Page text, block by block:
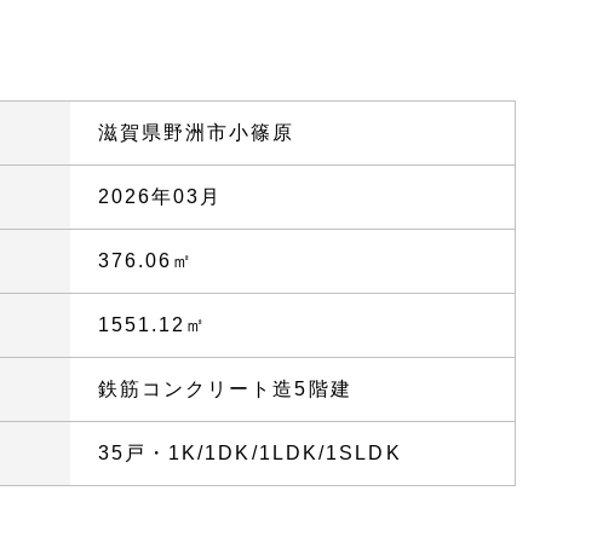
滋賀県野洲市小篠原
2026年03月
376.06㎡
1551.12㎡
鉄筋コンクリート造5階建
35戸・1K/1DK/1LDK/1SLDK